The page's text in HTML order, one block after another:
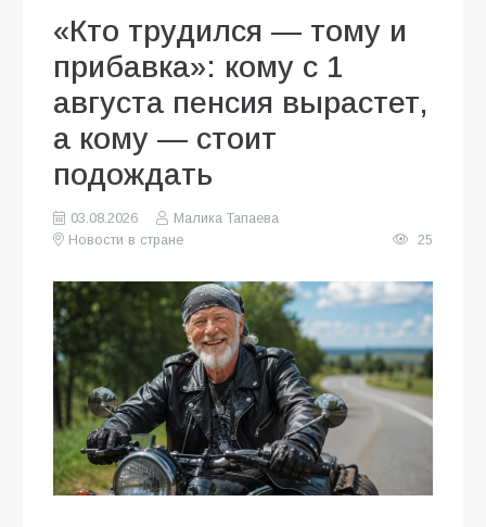
«Кто трудился — тому и
прибавка»: кому с 1
августа пенсия вырастет,
а кому — стоит
подождать
03.08.2026
Малика Тапаева
Новости в стране
25